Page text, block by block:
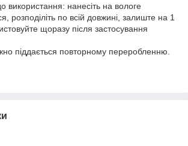
використання: нанесіть на вологе
розподіліть по всій довжині, залиште на 1
щоразу після застосування
піддається повторному переробленню.